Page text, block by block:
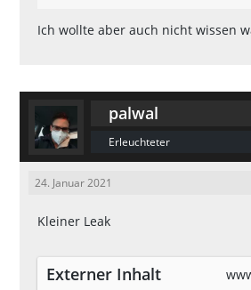
Ich wollte aber auch nicht wissen
palwal
Erleuchteter
24. Januar 2021
Kleiner Leak
Externer Inhalt